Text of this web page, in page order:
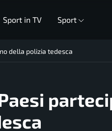
Sport in TV Sport
della polizia tedesca